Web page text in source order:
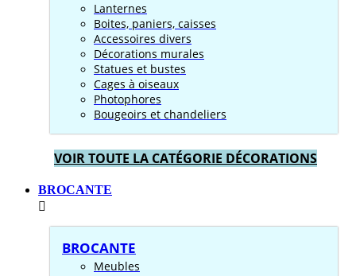
Lanternes
Boites, paniers, caisses
Accessoires divers
Décorations murales
Statues et bustes
Cages à oiseaux
Photophores
Bougeoirs et chandeliers
VOIR TOUTE LA CATÉGORIE DÉCORATIONS
BROCANTE
BROCANTE
Meubles